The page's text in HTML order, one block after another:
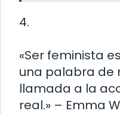
4.
«Ser feminista
una palabra de
llamada a la
real.» – Emma